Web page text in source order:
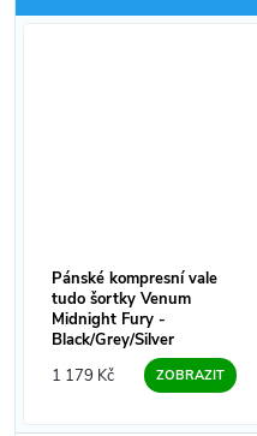
Pánské kompresní vale
tudo šortky Venum
Midnight Fury -
Black/Grey/Silver
1 179 Kč
ZOBRAZIT